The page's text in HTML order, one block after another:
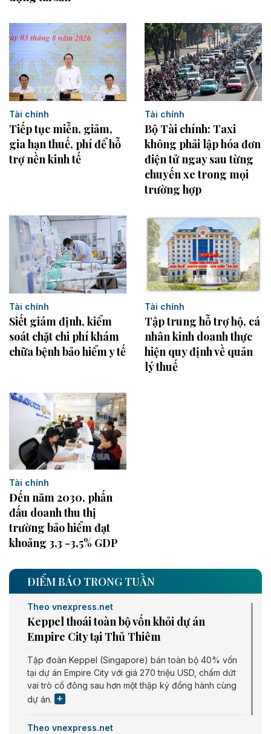
Tài chính
Tiếp tục miễn, giảm,
gia hạn thuế, phí để hỗ
trợ nền kinh tế
Tài chính
Bộ Tài chính: Taxi
không phải lập hóa đơn
điện tử ngay sau từng
chuyến xe trong mọi
trường hợp
Tài chính
Siết giám định, kiểm
soát chặt chi phí khám
chữa bệnh bảo hiểm y tế
Tài chính
Tập trung hỗ trợ hộ, cá
nhân kinh doanh thực
hiện quy định về quản
lý thuế
Tài chính
Đến năm 2030, phấn
đấu doanh thu thị
trường bảo hiểm đạt
khoảng 3,3 -3,5% GDP
ĐIỂM BÁO TRONG TUẦN
Theo vnexpress.net
Keppel thoái toàn bộ vốn khỏi dự án
Empire City tại Thủ Thiêm
Tập đoàn Keppel (Singapore) bán toàn bộ 40% vốn
tại dự án Empire City với giá 270 triệu USD, chấm dứt
vai trò cổ đông sau hơn một thập kỷ đồng hành cùng
dự án.
Theo vnexpress.net